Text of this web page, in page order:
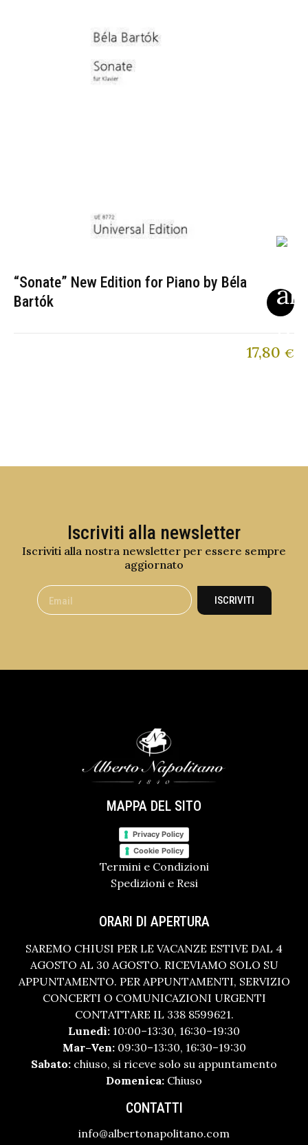
“Sonate” New Edition for Piano by Béla
Bartók
17,80 €
Iscriviti alla newsletter
Iscriviti alla nostra newsletter per essere sempre
aggiornato
ISCRIVITI
MAPPA DEL SITO
Privacy Policy
Cookie Policy
Termini e Condizioni
Spedizioni e Resi
ORARI DI APERTURA
SAREMO CHIUSI PER LE VACANZE ESTIVE DAL 4
AGOSTO AL 30 AGOSTO. RICEVIAMO SOLO SU
APPUNTAMENTO. PER APPUNTAMENTI, SERVIZIO
CONCERTI O COMUNICAZIONI URGENTI
CONTATTARE IL 338 8599621.
Lunedì: 10:00–13:30, 16:30–19:30
Mar–Ven:09:30–13:30, 16:30–19:30
Sabato: chiuso, si riceve solo su appuntamento
Domenica: Chiuso
CONTATTI
info@albertonapolitano.com